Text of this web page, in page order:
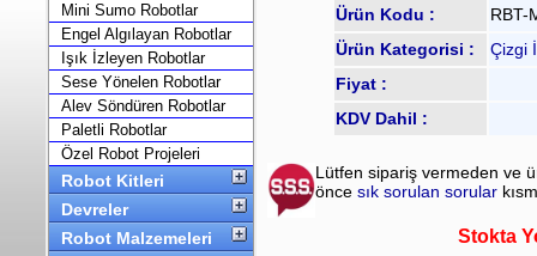
Mini Sumo Robotlar
Engel Algılayan Robotlar
Işık İzleyen Robotlar
Sese Yönelen Robotlar
Alev Söndüren Robotlar
Paletli Robotlar
Özel Robot Projeleri
Robot Kitleri
Devreler
Robot Malzemeleri
Ürün Kodu :
RBT-
Ürün Kategorisi :
Çizgi
Fiyat :
KDV Dahil :
Lütfen sipariş vermeden ve
önce sık sorulan sorular
Stokta